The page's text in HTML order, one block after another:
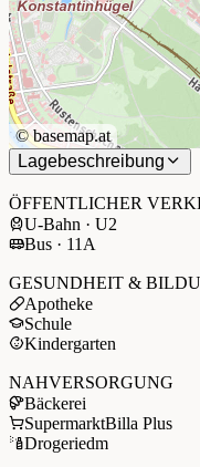
©basemap.at
Lagebeschreibung
ÖFFENTLICHER
U-Bahn · U2
Bus · 11A
GESUNDHEIT &
Apotheke
Schule
Kindergarten
NAHVERSORGUNG
Bäckerei
SupermarktBilla Plus
Drogeriedm